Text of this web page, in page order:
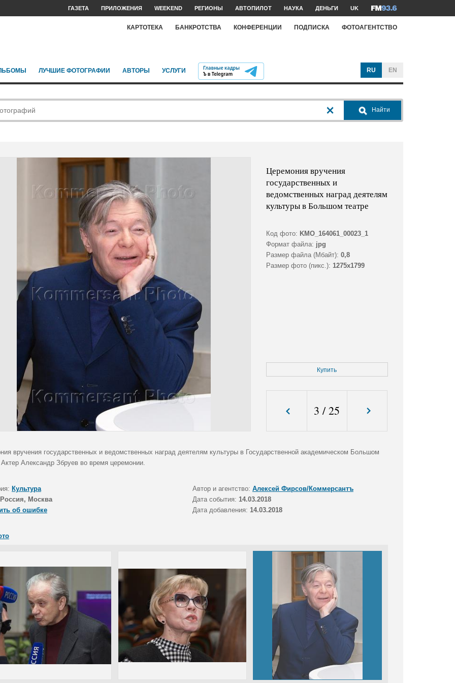
ГАЗЕТА ПРИЛОЖЕНИЯ WEEKEND РЕГИОНЫ АВТОПИЛОТ НАУКА ДЕНЬГИ UK
КАРТОТЕКА БАНКРОТСТВА КОНФЕРЕНЦИИ ПОДПИСКА ФОТОАГЕНТСТВО
ЛУЧШИЕ ФОТОГРАФИИ АВТОРЫ УСЛУГИ RU EN
Найти
Церемония вручения
государственных и
ведомственных наград деятелям
культуры в Большом театре
Код фото: KMO_164061_00023_1
Формат файла: jpg
Размер файла (Мбайт): 0,8
Размер фото (пикс.): 1275x1799
Купить
3 /25
вручения государственных и ведомственных наград деятелям культуры в Государственной академическом Большом
Актер Александр Збруев во время церемонии.
Культура Автор и агентство: Алексей Фирсов/Коммерсантъ
Россия, Москва Дата события: 14.03.2018
об ошибке
Дата добавления: 14.03.2018